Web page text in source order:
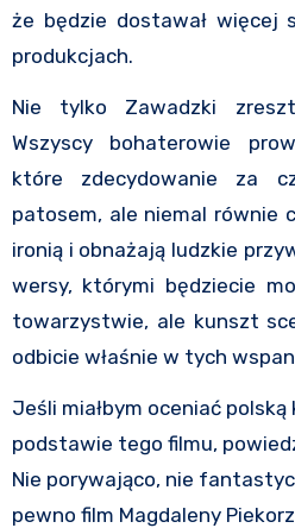
że będzie dostawał więcej
produkcjach.
Nie tylko Zawadzki
Wszyscy bohaterowie
które zdecydowanie za
patosem, ale niemal równie
ironią i obnażają ludzkie
wersy, którymi będziecie
towarzystwie, ale kunszt
odbicie właśnie w tych
Jeśli miałbym oceniać
podstawie tego filmu,
Nie porywająco, nie
pewno film Magdaleny